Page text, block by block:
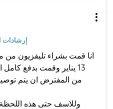
إرشادات
انا قمت بشراء تليفزيون من
13 يناير وقمت بدفع
وللاسف حتى هذه اللحظة